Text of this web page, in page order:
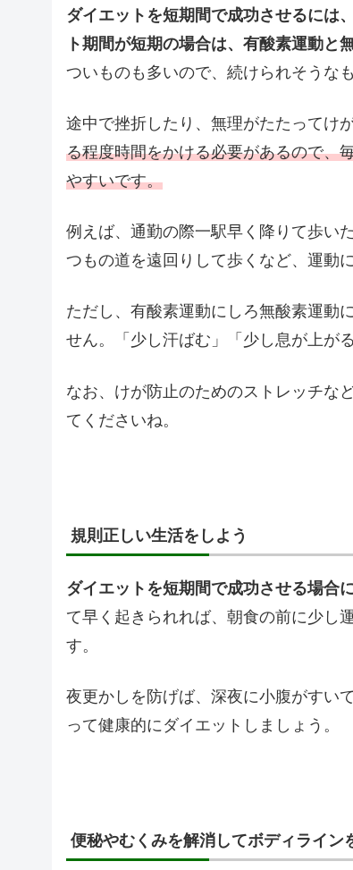
ダイエットを短期間で成功させるには
ト期間が短期の場合は、有酸素運動と
ついものも多いので、続けられそうな
途中で挫折したり、無理がたたってけ
る程度時間をかける必要があるので、
やすいです。
例えば、通勤の際一駅早く降りて歩い
つもの道を遠回りして歩くなど、運動
ただし、有酸素運動にしろ無酸素運動
せん。「少し汗ばむ」「少し息が上が
なお、けが防止のためのストレッチな
てくださいね。
規則正しい生活をしよう
ダイエットを短期間で成功させる場合
て早く起きられれば、朝食の前に少し
す。
夜更かしを防げば、深夜に小腹がすい
って健康的にダイエットしましょう。
便秘やむくみを解消してボディライン